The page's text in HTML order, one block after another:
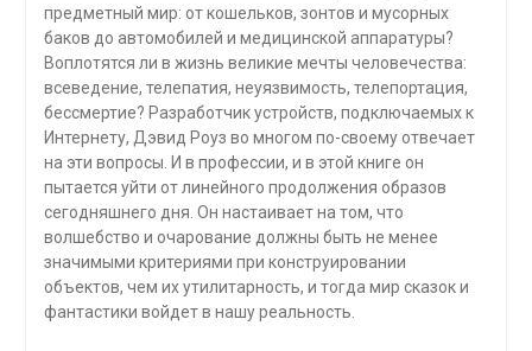
предмет­ный мир: от кошельков, зонтов и мусорных
баков до автомобилей и медицинской аппаратуры?
Воплотятся ли в жизнь великие мечты человечества:
всеведение, телепатия, неуязвимость, телепортация,
бессмертие? Разработчик устройств, подключаемых к
Интернету, Дэвид Роуз во многом по-своему отвечает
на эти вопросы. И в про­фессии, и в этой книге он
пытается уйти от линейного продолжения образов
сегодняшнего дня. Он настаивает на том, что
волшебство и очарование должны быть не менее
значимыми критериями при кон­струировании
объектов, чем их утилитарность, и тогда мир сказок и
фантастики войдет в нашу реальность.